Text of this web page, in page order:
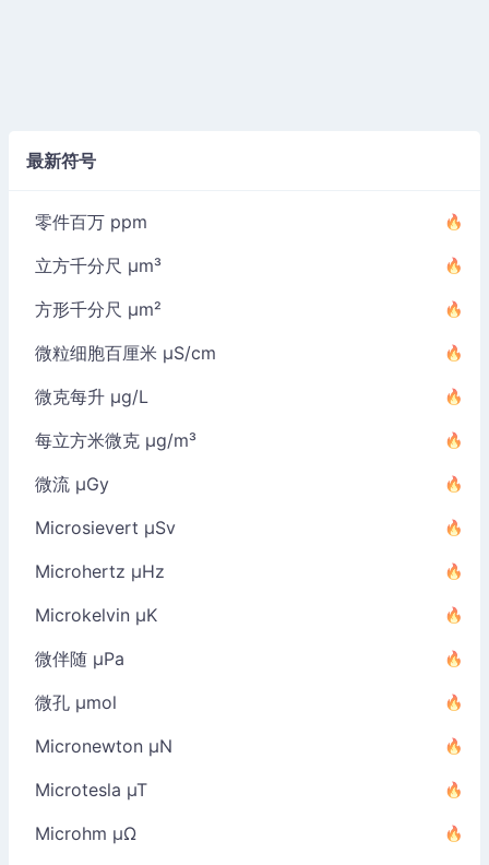
最新符号
零件百万 ppm
立方千分尺 µm³
方形千分尺 µm²
微粒细胞百厘米 µS/cm
微克每升 µg/L
每立方米微克 µg/m³
微流 µGy
Microsievert µSv
Microhertz µHz
Microkelvin µK
微伴随 µPa
微孔 µmol
Micronewton µN
Microtesla µT
Microhm µΩ